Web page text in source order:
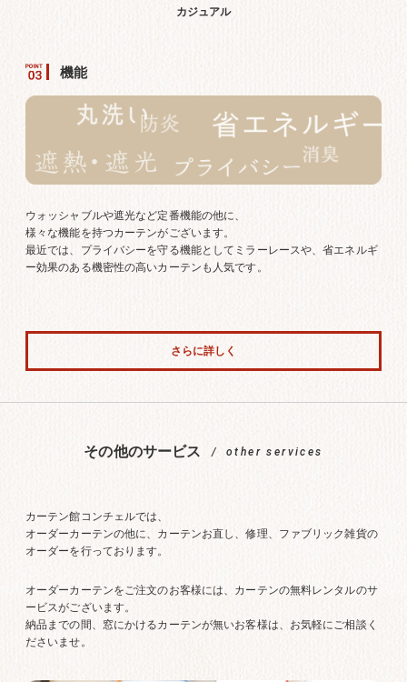
カジュアル
機能
ウォッシャブルや遮光など定番機能の他に、
様々な機能を持つカーテンがございます。
最近では、プライバシーを守る機能としてミラーレースや、省エネルギ
ー効果のある機密性の高いカーテンも人気です。
さらに詳しく
その他のサービス other services
カーテン館コンチェルでは、
オーダーカーテンの他に、カーテンお直し、修理、ファブリック雑貨の
オーダーを行っております。
オーダーカーテンをご注文のお客様には、カーテンの無料レンタルのサ
ービスがございます。
納品までの間、窓にかけるカーテンが無いお客様は、お気軽にご相談く
ださいませ。